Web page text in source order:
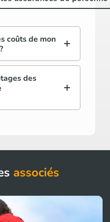
coûts de mon
des
associés